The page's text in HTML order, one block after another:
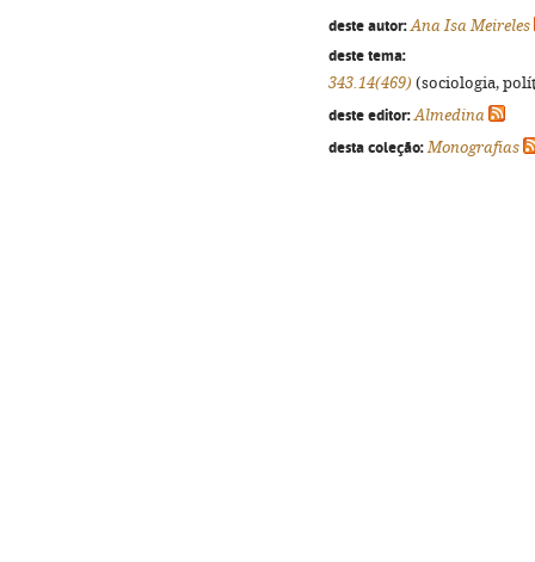
deste autor: Ana Isa Meireles
deste tema:
343.14(469) (sociologia,
deste editor: Almedina
desta coleção: Monografias